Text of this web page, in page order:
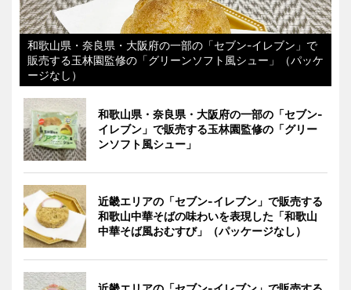
和歌山県・奈良県・大阪府の一部の「セブン-イレブン」で
販売する玉林園監修の「グリーンソフト風シュー」（パッケ
ージなし）
和歌山県・奈良県・大阪府の一部の「セブン-
イレブン」で販売する玉林園監修の「グリー
ンソフト風シュー」
近畿エリアの「セブン-イレブン」で販売する
和歌山中華そばの味わいを表現した「和歌山
中華そば風おむすび」（パッケージなし）